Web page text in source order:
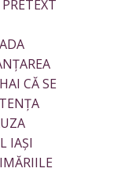
CĂ SE
IAȘI